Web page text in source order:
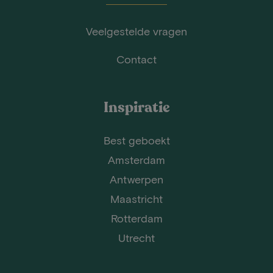
Veelgestelde vragen
Contact
Inspiratie
Best geboekt
Amsterdam
Antwerpen
Maastricht
Rotterdam
Utrecht